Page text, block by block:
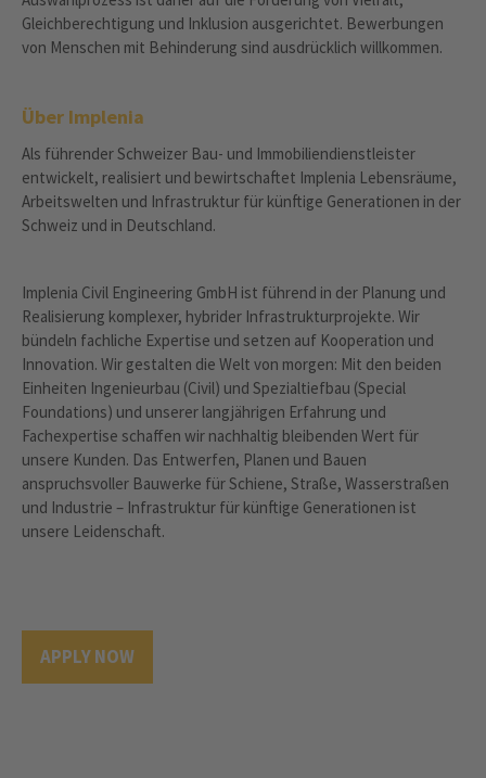
Gleichberechtigung und Inklusion ausgerichtet. Bewerbungen
von Menschen mit Behinderung sind ausdrücklich willkommen.
Über Implenia
Als führender Schweizer Bau- und Immobiliendienstleister
entwickelt, realisiert und bewirtschaftet Implenia Lebensräume,
Arbeitswelten und Infrastruktur für künftige Generationen in der
Schweiz und in Deutschland.
Implenia Civil Engineering GmbH ist führend in der Planung und
Realisierung komplexer, hybrider Infrastrukturprojekte. Wir
bündeln fachliche Expertise und setzen auf Kooperation und
Innovation. Wir gestalten die Welt von morgen: Mit den beiden
Einheiten Ingenieurbau (Civil) und Spezialtiefbau (Special
Foundations) und unserer langjährigen Erfahrung und
Fachexpertise schaffen wir nachhaltig bleibenden Wert für
unsere Kunden. Das Entwerfen, Planen und Bauen
anspruchsvoller Bauwerke für Schiene, Straße, Wasserstraßen
und Industrie – Infrastruktur für künftige Generationen ist
unsere Leidenschaft.
APPLY NOW